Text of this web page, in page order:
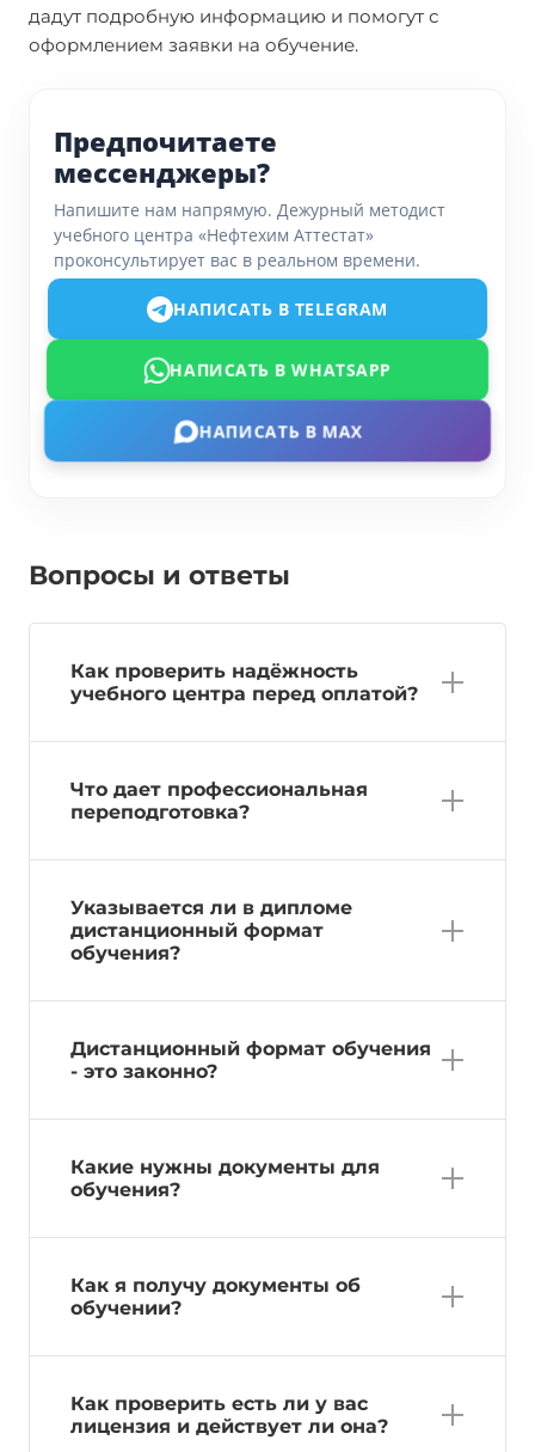
дадут подробную информацию и помогут с
оформлением заявки на обучение.
Предпочитаете
мессенджеры?
Напишите нам напрямую. Дежурный методист
учебного центра «Нефтехим Аттестат»
проконсультирует вас в реальном времени.
НАПИСАТЬ В TELEGRAM
НАПИСАТЬ В WHATSAPP
НАПИСАТЬ В MAX
Вопросы и ответы
Как проверить надёжность
учебного центра перед оплатой?
Что дает профессиональная
переподготовка?
Указывается ли в дипломе
дистанционный формат
обучения?
Дистанционный формат обучения
- это законно?
Какие нужны документы для
обучения?
Как я получу документы об
обучении?
Как проверить есть ли у вас
лицензия и действует ли она?